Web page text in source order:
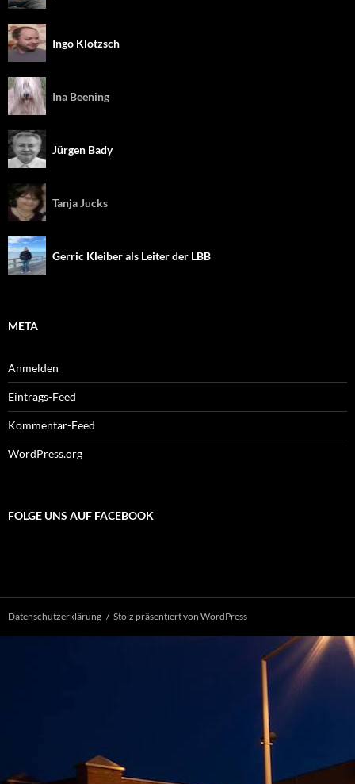
Ingo Klotzsch
Ina Beening
Jürgen Bady
Tanja Jucks
Gerric Kleiber als Leiter der LBB
META
Anmelden
Eintrags-Feed
Kommentar-Feed
WordPress.org
FOLGE UNS AUF FACEBOOK
Datenschutzerklärung Stolz präsentiert von WordPress